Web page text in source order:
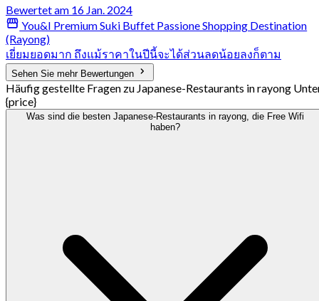
Bewertet am 16 Jan. 2024
You&I Premium Suki Buffet Passione Shopping Destination
(Rayong)
เยี่ยมยอดมาก ถึงแม้ราคาในปีนี้จะได้ส่วนลดน้อยลงก็ตาม
Sehen Sie mehr Bewertungen
Häufig gestellte Fragen zu Japanese-Restaurants in rayong
{price}
Was sind die besten Japanese-Restaurants in rayong, die Free Wifi
haben?